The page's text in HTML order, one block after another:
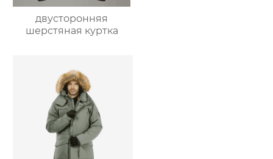
двусторонняя
шерстяная куртка